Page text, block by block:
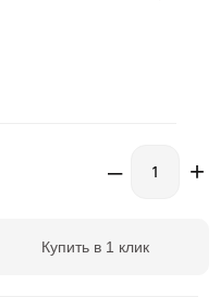
– +
Купить в 1 клик